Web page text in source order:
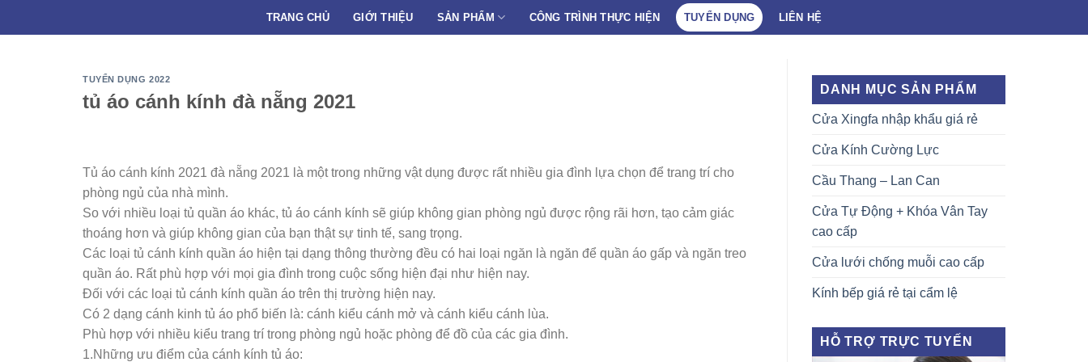
TRANG CHỦ GIỚI THIỆU SẢN PHẨM CÔNG TRÌNH THỰC HIỆN TUYỂN DỤNG LIÊN HỆ
TUYỂN DỤNG 2022
tủ áo cánh kính đà nẵng 2021
Tủ áo cánh kính 2021 đà nẵng 2021 là một trong những vật dụng được rất nhiều gia đình lựa chọn để trang trí cho
phòng ngủ của nhà mình.
So với nhiều loại tủ quần áo khác, tủ áo cánh kính sẽ giúp không gian phòng ngủ được rộng rãi hơn, tạo cảm giác
thoáng hơn và giúp không gian của bạn thật sự tinh tế, sang trọng.
Các loại tủ cánh kính quần áo hiện tại dạng thông thường đều có hai loại ngăn là ngăn để quần áo gấp và ngăn treo
quần áo. Rất phù hợp với mọi gia đình trong cuộc sống hiện đại như hiện nay.
Đối với các loại tủ cánh kính quần áo trên thị trường hiện nay.
Có 2 dạng cánh kinh tủ áo phổ biến là: cánh kiểu cánh mở và cánh kiểu cánh lùa.
Phù hợp với nhiều kiểu trang trí trong phòng ngủ hoặc phòng để đồ của các gia đình.
1.Những ưu điểm của cánh kính tủ áo:
DANH MỤC SẢN PHẨM
Cửa Xingfa nhập khẩu giá rẻ
Cửa Kính Cường Lực
Cầu Thang – Lan Can
Cửa Tự Động + Khóa Vân Tay
cao cấp
Cửa lưới chống muỗi cao cấp
Kính bếp giá rẻ tại cẩm lệ
HỖ TRỢ TRỰC TUYẾN